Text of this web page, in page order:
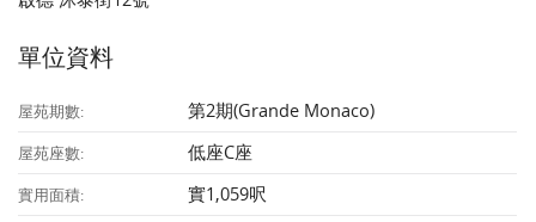
單位資料
屋苑期數: 第2期(Grande Monaco)
屋苑座數: 低座C座
實用面積: 實1,059呎